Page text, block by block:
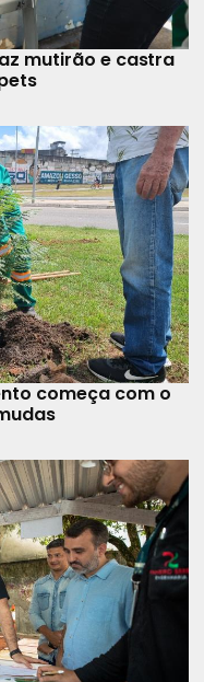
mutirão e castra
começa com o